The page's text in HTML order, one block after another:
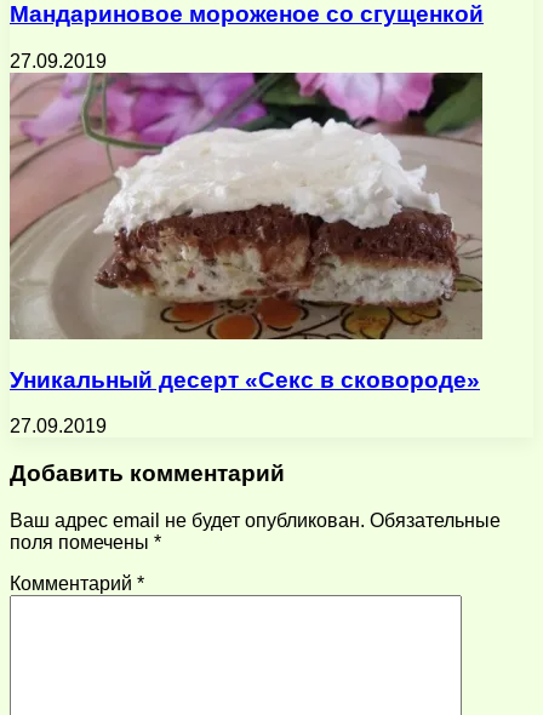
Мандариновое мороженое со сгущенкой
27.09.2019
Уникальный десерт «Секс в сковороде»
27.09.2019
Добавить комментарий
Ваш адрес email не будет опубликован. Обязательные
поля помечены *
Комментарий *